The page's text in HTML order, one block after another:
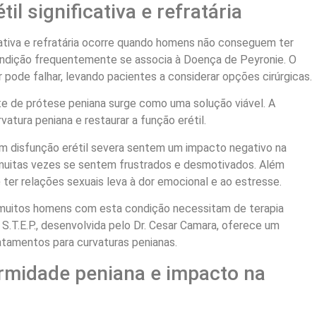
significativa e refratária
e refratária ocorre quando homens não conseguem ter
frequentemente se associa à Doença de Peyronie. O
falhar, levando pacientes a considerar opções cirúrgicas.
de prótese peniana surge como uma solução viável. A
peniana e restaurar a função erétil.
disfunção erétil severa sentem um impacto negativo na
vezes se sentem frustrados e desmotivados. Além
ter relações sexuais leva à dor emocional e ao estresse.
homens com esta condição necessitam de terapia
desenvolvida pelo Dr. Cesar Camara, oferece um
para curvaturas penianas.
peniana e impacto na